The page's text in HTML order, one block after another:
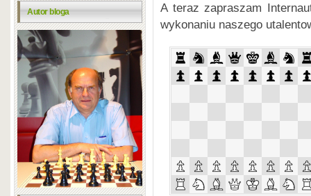
Autor bloga
A teraz zapraszam
wykonaniu naszego